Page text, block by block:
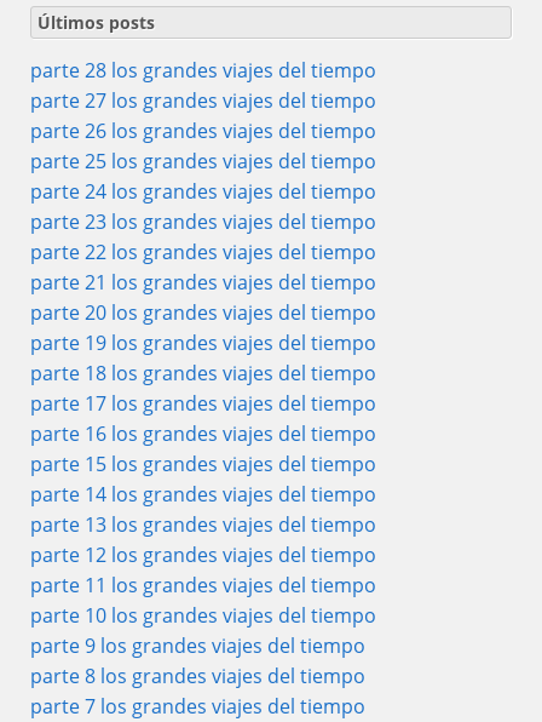
Últimos posts
parte 28 los grandes viajes del tiempo
parte 27 los grandes viajes del tiempo
parte 26 los grandes viajes del tiempo
parte 25 los grandes viajes del tiempo
parte 24 los grandes viajes del tiempo
parte 23 los grandes viajes del tiempo
parte 22 los grandes viajes del tiempo
parte 21 los grandes viajes del tiempo
parte 20 los grandes viajes del tiempo
parte 19 los grandes viajes del tiempo
parte 18 los grandes viajes del tiempo
parte 17 los grandes viajes del tiempo
parte 16 los grandes viajes del tiempo
parte 15 los grandes viajes del tiempo
parte 14 los grandes viajes del tiempo
parte 13 los grandes viajes del tiempo
parte 12 los grandes viajes del tiempo
parte 11 los grandes viajes del tiempo
parte 10 los grandes viajes del tiempo
parte 9 los grandes viajes del tiempo
parte 8 los grandes viajes del tiempo
parte 7 los grandes viajes del tiempo